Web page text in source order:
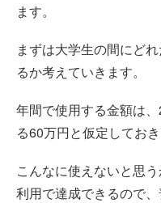
ます。
まずは大学生の間にど
るか考えていきます。
年間で使用する金額は
る60万円と仮定しておき
こんなに使えないと思
利用で達成できるので